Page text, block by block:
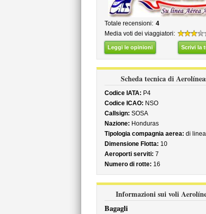
Totale recensioni: 4
Media voti dei viaggiatori:
Leggi le opinioni Scrivi la
Scheda tecnica di
Codice IATA: P4
Codice ICAO: NSO
Callsign: SOSA
Nazione: Honduras
Tipologia compagnia aerea: di linea
Dimensione Flotta: 10
Aeroporti serviti: 7
Numero di rotte: 16
Informazioni sui voli
Bagagli